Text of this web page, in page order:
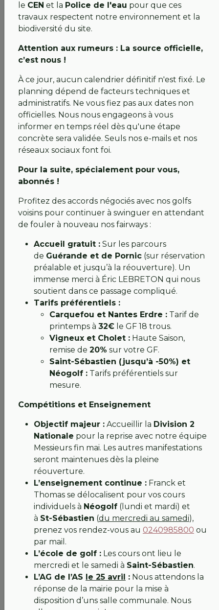
le CEN et la Police de l'eau pour que ces
travaux respectent notre environnement et la
biodiversité du site.
Attention aux rumeurs : La source officielle,
c’est nous !
À ce jour, aucun calendrier définitif n'est fixé. Le
planning dépend de facteurs techniques et
administratifs. Ne vous fiez pas aux dates non
officielles. Nous nous engageons à vous
informer en temps réel dès qu'une étape
concrète sera validée. Seuls nos e-mails et nos
réseaux sociaux font foi.
Pour la suite, spécialement pour vous,
abonnés !
Profitez des accords négociés avec nos golfs
voisins pour continuer à swinguer en attendant
de fouler à nouveau nos fairways :
Accueil gratuit : Sur les parcours
de Guérande et de Pornic (sur réservation
préalable et jusqu’à la réouverture). Un
immense merci à Éric LEBRETON qui nous
soutient dans ce passage compliqué.
Tarifs préférentiels :
Carquefou et Nantes Erdre : Tarif de
printemps à 32€ le GF 18 trous.
Vigneux et Cholet : Haute Saison,
remise de 20% sur votre GF.
Saint-Sébastien (jusqu’à -50%) et
Néogolf : Tarifs préférentiels sur
mesure.
Compétitions et Enseignement
Objectif majeur : Accueillir la Division 2
Nationale pour la reprise avec notre équipe
Messieurs fin mai. Les autres manifestations
seront maintenues dès la pleine
réouverture.
L’enseignement continue : Franck et
Thomas se délocalisent pour vos cours
individuels à Néogolf (lundi et mardi) et
à St-Sébastien (du mercredi au samedi),
prenez vos rendez-vous au 0240985800 ou
par mail.
L’école de golf : Les cours ont lieu le
mercredi et le samedi à Saint-Sébastien.
L’AG de l’AS le 25 avril : Nous attendons la
réponse de la mairie pour la mise à
disposition d’uns salle communale. Nous
Bien sportivement,
💚#teamiledor💚
aussi rendre hommage à notre équipe de jardiniers,
qui alternent entre chômage partiel et semaine sur
le golf, quel courage de venir travailler sans voir
personne, Alexandre a organisé une alternance
avec Jacky, Adrien , Evan, Thibault et Clémence,
pour assurer la continuité dans l’entretien. Agnès
assure une permanence les mardis et Baptiste les
avec Michel, et Najeh bataille aussi avec son
planning de réservations. Franck continue ses cours
et moi j’ai la chance de vous avoir par mail ou par
téléphone …
Bien à vous,
Hélène 💚
6 avril 2026 : GOLF FERMÉ, entre crue et
reconstruction, nouveau point
💚 FLASH INFO 6
Chers passionnés,
Le printemps pointe le bout de son nez, mais la
durement éprouvé par les récentes crues
Un accès temporairement suspendu
Après plus de 15 jours d'immersion totale, le
diagnostic est sans appel :
bois est fragilisé.
La force du courant a dégradé sa structure, rendant
tout passage dangereux. Pour votre sécurité, le site
reste donc actuellement fermé.
Le plan de bataille est lancé !
Ne croyez pas que le calme règne sur le golf... En
coulisses, nous nous activons pour vous retrouver au
plus vite :
Expertise technique :Les Ateliers Perrault ont